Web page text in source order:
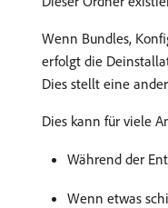
Wenn Bundles,
erfolgt die
Dies stellt eine
Dies kann für viele
Während der
Wenn etwas